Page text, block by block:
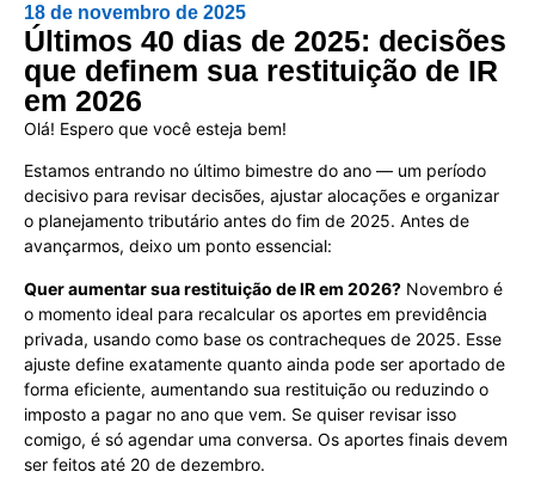
18 de novembro de 2025
Últimos 40 dias de 2025: decisões
que definem sua restituição de IR
em 2026
Olá! Espero que você esteja bem!
Estamos entrando no último bimestre do ano — um período
decisivo para revisar decisões, ajustar alocações e organizar
o planejamento tributário antes do fim de 2025. Antes de
avançarmos, deixo um ponto essencial:
Quer aumentar sua restituição de IR em 2026? Novembro é
o momento ideal para recalcular os aportes em previdência
privada, usando como base os contracheques de 2025. Esse
ajuste define exatamente quanto ainda pode ser aportado de
forma eficiente, aumentando sua restituição ou reduzindo o
imposto a pagar no ano que vem. Se quiser revisar isso
comigo, é só agendar uma conversa. Os aportes finais devem
ser feitos até 20 de dezembro.